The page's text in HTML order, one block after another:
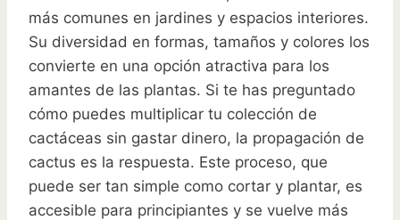
más comunes en jardines y espacios interiores.
Su diversidad en formas, tamaños y colores los
convierte en una opción atractiva para los
amantes de las plantas. Si te has preguntado
cómo puedes multiplicar tu colección de
cactáceas sin gastar dinero, la propagación de
cactus es la respuesta. Este proceso, que
puede ser tan simple como cortar y plantar, es
accesible para principiantes y se vuelve más